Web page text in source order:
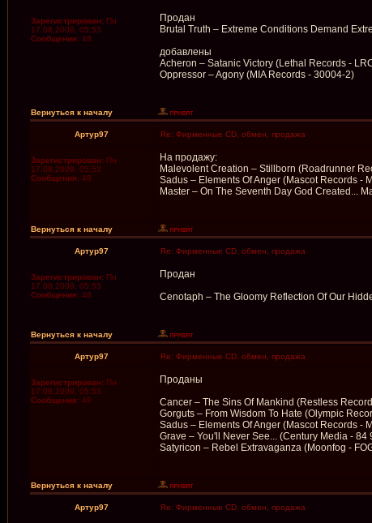
Зарегистрирован: Пн
17.08.2009, 05:53
Сообщения: 48
Продан
Brutal Truth – Extreme Conditions Demand
добавлены
Acheron – Satanic Victory (Lethal Records -
Oppressor – Agony (MIA Records - 30004-2)
Вернуться к началу
Артур97 Re: Фирменные CD, обмен, продажа
Зарегистрирован: Пн
17.08.2009, 05:53
Сообщения: 48
На продажу:
Malevolent Creation – Stillborn (Roadrunner
Sadus – Elements Of Anger (Mascot Records -
Master – On The Seventh Day God Created...
Вернуться к началу
Артур97 Re: Фирменные CD, обмен, продажа
Зарегистрирован: Пн
17.08.2009, 05:53
Сообщения: 48
Продан
Cenotaph – The Gloomy Reflection Of Our
Вернуться к началу
Артур97 Re: Фирменные CD, обмен, продажа
Зарегистрирован: Пн
17.08.2009, 05:53
Сообщения: 48
Проданы
Cancer – The Sins Of Mankind (Restless
Gorguts – From Wisdom To Hate (Olympic
Sadus – Elements Of Anger (Mascot Records -
Grave – You'll Never See... (Century Media - 84
Satyricon – Rebel Extravaganza (Moonfog -
Вернуться к началу
Артур97 Re: Фирменные CD, обмен, продажа